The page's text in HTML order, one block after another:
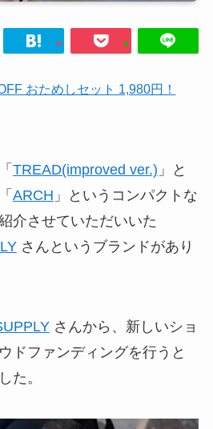
おためしセット 1,980円！
TREAD(improved ver.) 」と
ARCH 」というコンパクトな
介させていただいいた
さんというブランドがあり
さんから、新しいショ
ドファンディングを行うと
た。